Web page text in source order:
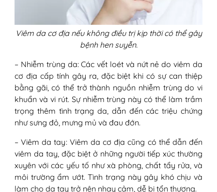
Viêm da cơ địa nếu không điều trị kịp thời có thể gây
bệnh hen suyễn.
– Nhiễm trùng da: Các vết loét và nứt nẻ do viêm da
cơ địa cấp tính gây ra, đặc biệt khi có sự can thiệp
bằng gãi, có thể trở thành nguồn nhiễm trùng do vi
khuẩn và vi rút. Sự nhiễm trùng này có thể làm trầm
trọng thêm tình trạng da, dẫn đến các triệu chứng
như sưng đỏ, mưng mủ và đau đớn.
– Viêm da tay: Viêm da cơ địa cũng có thể dẫn đến
viêm da tay, đặc biệt ở những người tiếp xúc thường
xuyên với các yếu tố như xà phòng, chất tẩy rửa, và
môi trường ẩm ướt. Tình trạng này gây khó chịu và
làm cho da tay trở nên nhạy cảm, dễ bị tổn thương.